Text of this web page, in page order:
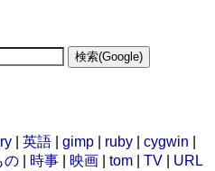
英語 gimp ruby cygwin
の 時事 映画 tom TV
URL